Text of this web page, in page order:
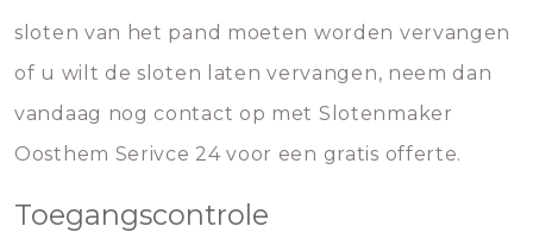
sloten van het pand moeten worden vervangen
of u wilt de sloten laten vervangen, neem dan
vandaag nog contact op met Slotenmaker
Oosthem Serivce 24 voor een gratis offerte.
Toegangscontrole